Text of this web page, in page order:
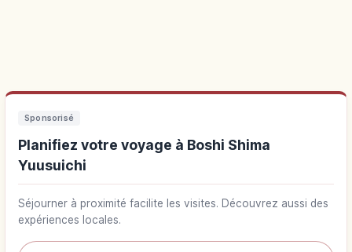
Sponsorisé
Planifiez votre voyage à Boshi Shima
Yuusuichi
Séjourner à proximité facilite les visites. Découvrez aussi des
expériences locales.